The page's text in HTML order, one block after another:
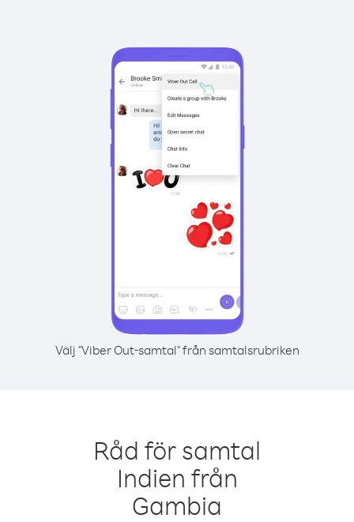
Välj "Viber Out-samtal" från samtalsrubriken
Råd för samtal
Indien från
Gambia